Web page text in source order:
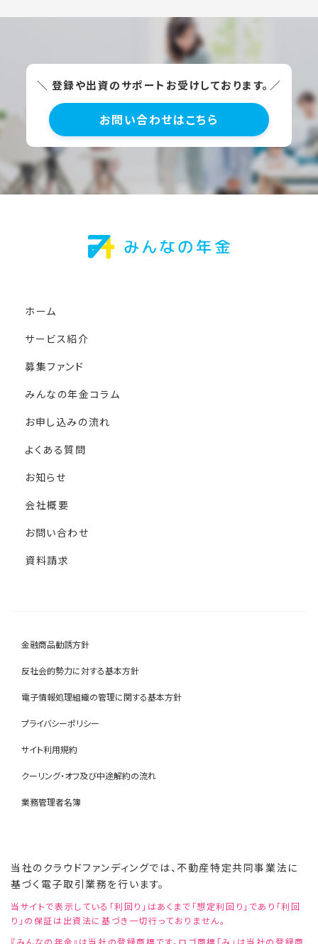
＼ 登録や出資のサポートお受けしております。／
お問い合わせはこちら
ホーム
サービス紹介
募集ファンド
みんなの年金コラム
お申し込みの流れ
よくある質問
お知らせ
会社概要
お問い合わせ
資料請求
金融商品勧誘方針
反社会的勢力に対する基本方針
電子情報処理組織の管理に関する基本方針
プライバシーポリシー
サイト利用規約
クーリング・オフ及び中途解約の流れ
業務管理者名簿
当社のクラウドファンディングでは、不動産特定共同事業法に
基づく電子取引業務を行います。
当サイトで表示している「利回り」はあくまで「想定利回り」であり「利回
り」の保証は出資法に基づき一切行っておりません。
『みんなの年金』は当社の登録商標です。ロゴ商標「み」は当社の登録商